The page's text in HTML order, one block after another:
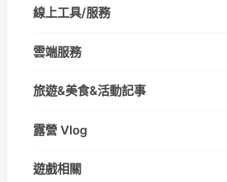
線上工具/服務
雲端服務
旅遊&美食&活動記事
露營 Vlog
遊戲相關